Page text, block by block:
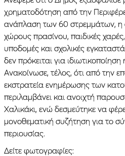
χρηματοδότηση από την
ανάπλαση των 60 στρεμμάτων, η
χώρους πρασίνου, παιδικές
υποδομές και σχολικές
δεν πρόκειται για
Ανακοίνωσε, τέλος, ότι από την
εκστρατεία ενημέρωσης των
περιλαμβάνει και ανοιχτή
Χαλικάκι, ενώ δεσμεύτηκε να
μονοθεματική συζήτηση για το
περιουσίας.
Δείτε φωτογραφίες: